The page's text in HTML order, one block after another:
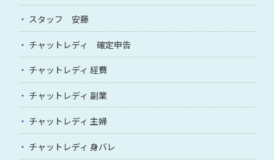
スタッフ 安藤
チャットレディ 確定申告
チャットレディ 経費
チャットレディ 副業
チャットレディ 主婦
チャットレディ 身バレ